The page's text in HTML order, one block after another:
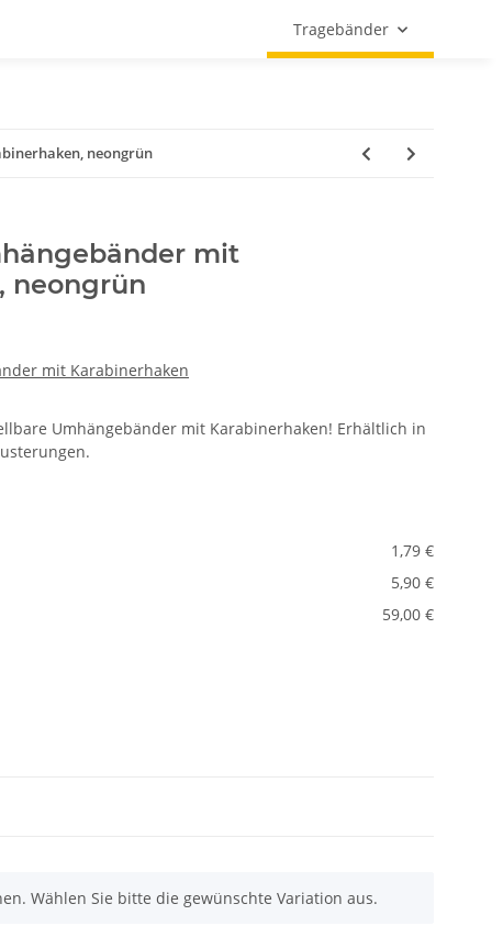
Tragebänder
neongrün
mit
neongrün
mit Karabinerhaken
Umhängebänder mit Karabinerhaken! Erhältlich in
1,79 €
5,90 €
59,00 €
Wählen Sie bitte die gewünschte Variation aus.